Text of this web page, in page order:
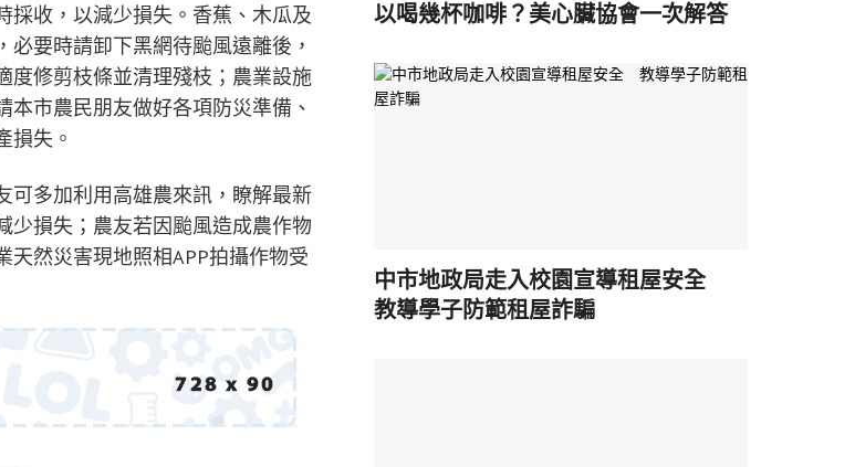
採收，以減少損失。香蕉、木瓜及
要時請卸下黑網待颱風遠離後，
度修剪枝條並清理殘枝；農業設施
市農民朋友做好各項防災準備、
損失。
可多加利用高雄農來訊，瞭解最新
少損失；農友若因颱風造成農作物
然災害現地照相APP拍攝作物受
以喝幾杯咖啡？美心臟協會一次解答
中市地政局走入校園宣導租屋安全
教導學子防範租屋詐騙